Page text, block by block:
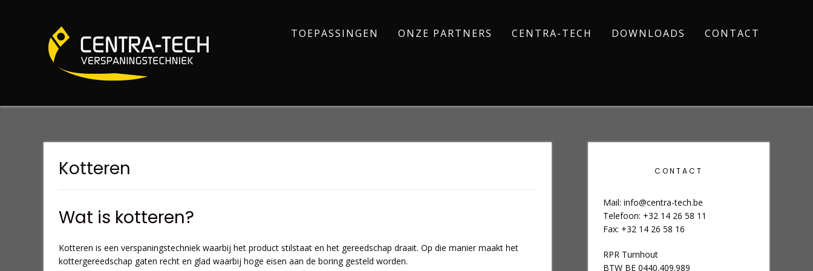
TOEPASSINGEN ONZE PARTNERS CENTRA-TECH DOWNLOADS CONTACT
Kotteren
Wat is kotteren?
Kotteren is een verspaningstechniek waarbij het product stilstaat en het gereedschap draait. Op die manier maakt het
kottergereedschap gaten recht en glad waarbij hoge eisen aan de boring gesteld worden.
CONTACT
Mail: info@centra-tech.be
Telefoon: +32 14 26 58 11
Fax: +32 14 26 58 16
RPR Turnhout
BTW BE 0440.409.989